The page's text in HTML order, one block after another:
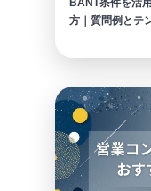
BANT条件を活
方｜質問例とテ